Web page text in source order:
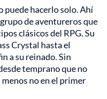
puede hacerlo solo. Ahí
de aventureros que
clásicos del RPG. Su
Crystal hasta el
a su reinado. Sin
temprano que no
no en el primer